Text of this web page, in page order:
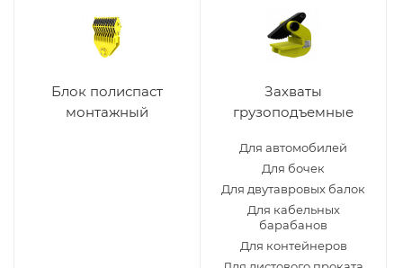
Блок полиспаст
монтажный
Захваты
грузоподъемные
Для автомобилей
Для бочек
Для двутавровых балок
Для кабельных
барабанов
Для контейнеров